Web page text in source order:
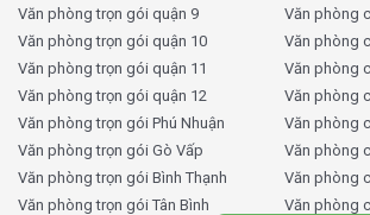
đến cho doanh nghiệp một không
lượng với mức giá hợp lý.
Thông tin chi tiết về tòa nhà PLS
Loại chi phí Mức phí
Giá thuê 14 USD/m²/tháng
Văn phòng trọn gói quận 9
Văn phòng trọn gói quận 10
Văn phòng trọn gói quận 11
Văn phòng trọn gói quận 12
Văn phòng trọn gói Phú Nhuận
Văn phòng trọn gói Gò Vấp
Văn phòng trọn gói Bình Thạnh
Văn phòng trọn gói Tân Bình
Văn phòng
Văn phòng
Văn phòng
Văn phòng
Văn phòng
Văn phòng
Văn phòng
Văn phòng